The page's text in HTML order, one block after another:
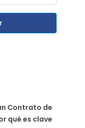
Contrato de
qué es clave